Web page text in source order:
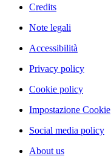
Credits
Note legali
Accessibilità
Privacy policy
Cookie policy
Impostazione Cookie
Social media policy
About us